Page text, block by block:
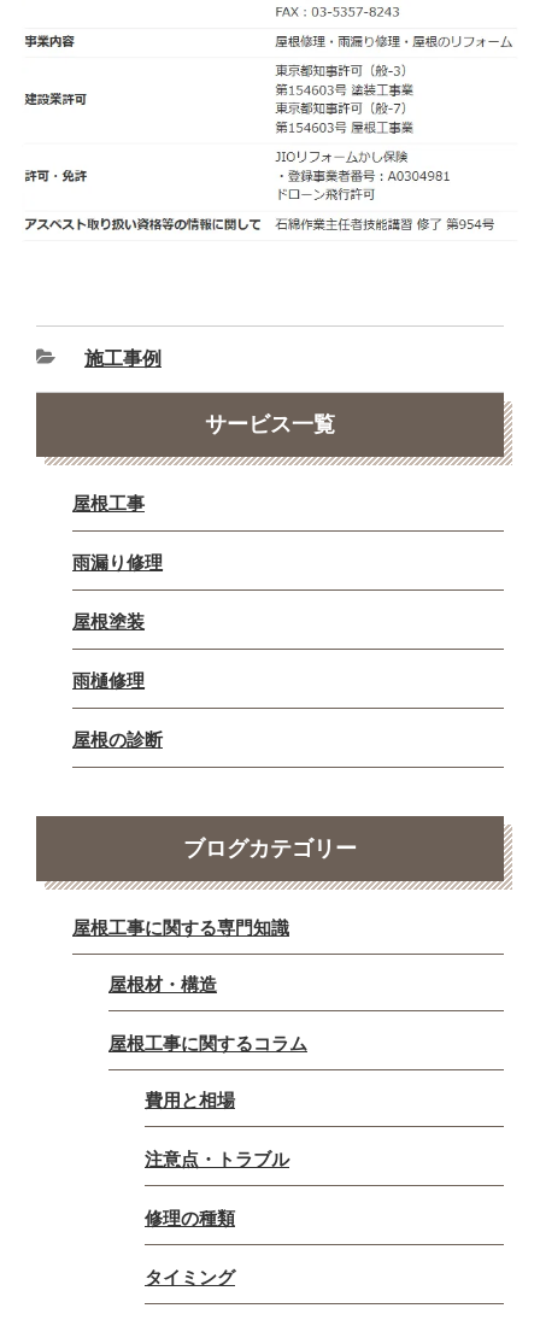
施工事例
サービス一覧
屋根工事
雨漏り修理
屋根塗装
雨樋修理
屋根の診断
ブログカテゴリー
屋根工事に関する専門知識
屋根材・構造
屋根工事に関するコラム
費用と相場
注意点・トラブル
修理の種類
タイミング